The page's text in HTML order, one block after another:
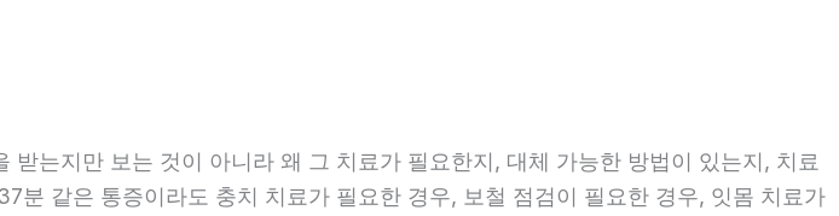
는지만 보는 것이 아니라 왜 그 치료가 필요한지, 대체 가능한 방법이 있는지, 치료
같은 통증이라도 충치 치료가 필요한 경우, 보철 점검이 필요한 경우, 잇몸 치료가